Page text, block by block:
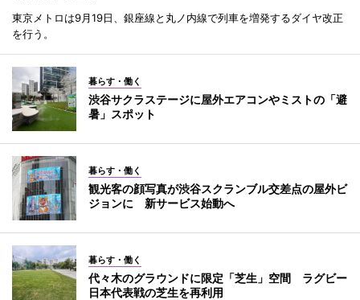
東京メトロは9月19日、銀座線と丸ノ内線で列車を増発するダイヤ改正
を行う。
暮らす・働く
渋谷サクラステージに屋外エアコンやミストの「避
暑」スポット
暮らす・働く
観光客の顔写真が渋谷スクランブル交差点の屋外ビ
ジョンに 新サービス始動へ
暮らす・働く
代々木のグラウンドに限定「芝生」空間 ラグビー
日本代表戦の芝生を再利用